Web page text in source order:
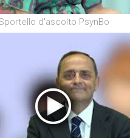
d'ascolto PsynBo